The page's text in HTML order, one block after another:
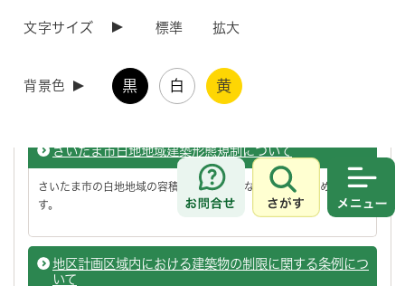
文字サイズ 標準 拡大
背景色 黒 白 黄
お問合せ
さがす
事項証明書並びに道路位置指定図の写しの交付等につい
て
さいたま市白地地域建築形態規制について
さいたま市の白地地域の容積率・建ぺい率などの数値を定めていま
す。
地区計画区域内における建築物の制限に関する条例につ
いて